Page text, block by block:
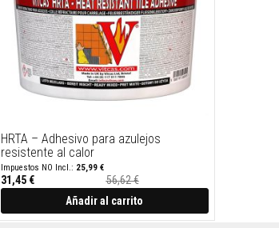
HRTA – Adhesivo para azulejos
resistente al calor
Precio
31,45 €
25,99 €
56,62 €
Añadir al carrito